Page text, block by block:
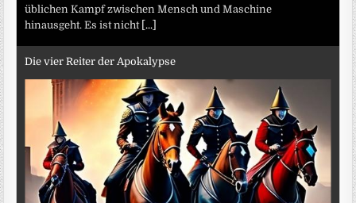
üblichen Kampf zwischen Mensch und Maschine
hinausgeht. Es ist nicht [...]
Die vier Reiter der Apokalypse